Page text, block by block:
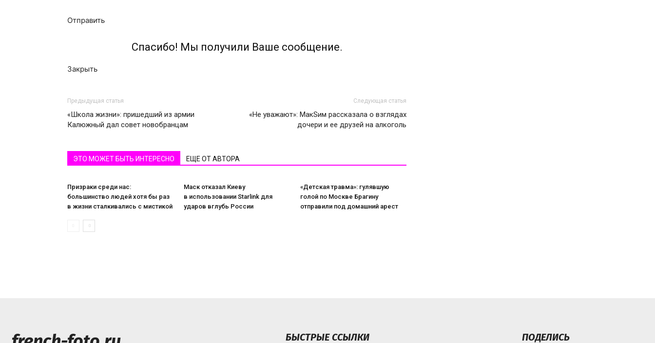
Отправить
Спасибо! Мы получили Ваше сообщение.
Закрыть
Предыдущая статья
«Школа жизни»: пришедший из армии
Калюжный дал совет новобранцам
Следующая статья
«Не уважают»: МакSим рассказала о взглядах
дочери и ее друзей на алкоголь
ЭТО МОЖЕТ БЫТЬ ИНТЕРЕСНО ЕЩЕ ОТ АВТОРА
Призраки среди нас:
большинство людей хотя бы раз
в жизни сталкивались с мистикой
Маск отказал Киеву
в использовании Starlink для
ударов вглубь России
«Детская травма»: гулявшую
голой по Москве Брагину
отправили под домашний арест
БЫСТРЫЕ ССЫЛКИ ПОДЕЛИСЬ